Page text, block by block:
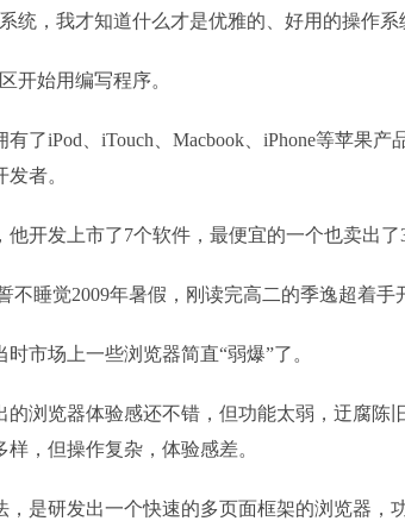
统，我才知道什么才是优雅的、好用的操作系
开始用编写程序。
有了iPod、iTouch、Macbook、iPhone等苹果
者。
他开发上市了7个软件，最便宜的一个也卖出了
不睡觉2009年暑假，刚读完高二的季逸超着手
市场上一些浏览器简直“弱爆”了。
的浏览器体验感还不错，但功能太弱，迂腐陈
，但操作复杂，体验感差。
，是研发出一个快速的多页面框架的浏览器，